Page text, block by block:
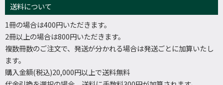
送料について
1冊の場合は400円いただきます。
2冊以上の場合は800円いただきます。
複数冊数のご注文で、発送が分かれる場合は発送ごとに加算いたし
ます。
購入金額(税込)20,000円以上で送料無料